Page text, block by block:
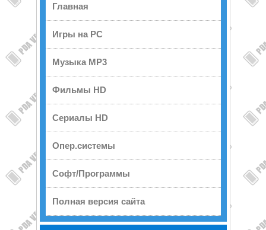
Главная
Игры на PC
Музыка MP3
Фильмы HD
Сериалы HD
Опер.системы
Софт/Программы
Полная версия сайта